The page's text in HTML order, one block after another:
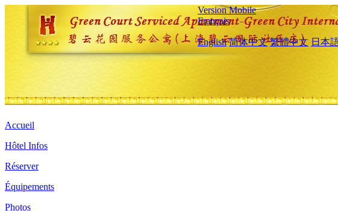
Version Mobile
Français
English 简体中文 繁體中文 日本
Accueil
Hôtel Infos
Réserver
Équipements
Photos